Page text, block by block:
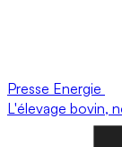
Presse Energie
L'élevage bovin,